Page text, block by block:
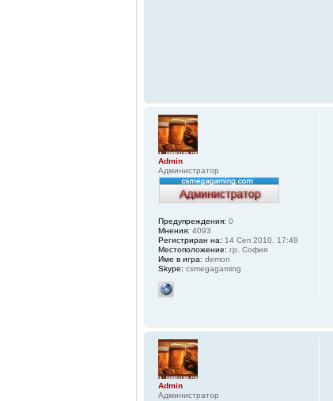
Admin
Администратор
Предупреждения: 0
Мнения: 4093
Регистриран на: 14 Сеп 2010, 17:48
Местоположение: гр. София
Име в игра: demon
Skype: csmegagaming
Admin
Администратор